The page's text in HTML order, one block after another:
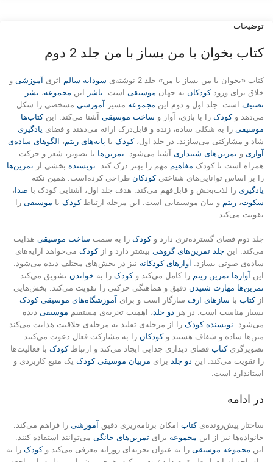
توضیحات
کتاب بخوان با من بساز با من جلد 2 دوم
کتاب «بخوان با من بساز با من» جلد 2 نوشته‌ی سودابه سالم اثری آموزشی و
خلاق برای ورودکودکان به جهان موسیقی است. ناشر این مجموعه، نشر
تصنیف است. جلد اول و دوم این مجموعه مسیر آموزشی مشخصی را شکل
می‌دهد وکودک را با بازی، آواز و ساخت موسیقی آشنا می‌کند. اینکتاب‌ها
موسیقی را به شکلی ساده، زنده و قابل‌درک ارائه می‌دهند و فضای یادگیری
شاد و مشارکتی می‌سازند. در جلد اول،کودک با پایه‌های ریتم، الگوهای ساده‌ی
آوازی و تمرین‌های شنیداری آشنا می‌شود. تمرین‌ها با تصویر، شعر و حرکت
همراه است تا کودک مفاهیم مهم را بهتر درک کند. نویسنده بخشی از تمرین‌ها
را بر اساس توانایی‌های شناختیکودکان طراحی کرده‌است. همین نکته
یادگیری را لذت‌بخش و قابل‌فهم می‌کند. هدف جلد اول، آشنایی کودک با صدا،
سکوت، ریتم و بیان موسیقایی است. این مرحله ارتباطکودک با موسیقی را
تقویت می‌کند.
جلد دوم فضای گسترده‌تری دارد وکودک را به سمت ساخت موسیقی هدایت
می‌کند. این جلد تمرین‌های گروهی بیشتر دارد و ازکودک می‌خواهد آرایه‌های
ساده‌ی صوتی بسازد. آوازهای کودکانه نیز در بخش‌های مختلف دیده‌ می‌شود.
این آوازها تمرین ریتم را کامل می‌کند وکودک را به خواندن‌ تشویق می‌کند.
تمرین‌ها مهارت شنیدن‌ دقیق و هماهنگی حرکتی را تقویت می‌کند. بخش‌هایی
ازکتاب با سازهای ارف سازگار است و برای آموزشگاه‌های موسیقی کودک
بسیار مناسب است. در هر دو جلد، اهمیت تجربه‌ی مستقیم موسیقی دیده‌
می‌شود. نویسنده کودک را از مرحله‌ی تقلید به مرحله‌ی خلاقیت هدایت می‌کند.
متن‌ها ساده و شفاف هستند وکودکان را به مشارکت فعال دعوت می‌کنند.
تصویرگریکتاب فضای دیداری جذابی ایجاد می‌کند و ارتباطکودک با فعالیت‌ها
را تقویت می‌کند. این دو جلد برای مربیان موسیقی کودک یک منبع کاربردی و
استاندارد است.
در ادامه
ساختار پیش‌رونده‌یکتاب امکان برنامه‌ریزی دقیق آموزشی را فراهم می‌کند.
خانواده‌ها نیز از این مجموعه برای تمرین‌های خانگی می‌توانند استفاده کنند.
این مجموعه موسیقی را به عنوان تجربه‌ای روزانه معرفی می‌کند وکودک را به